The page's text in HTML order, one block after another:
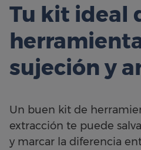
Tu kit ideal
sujeción y
Un buen kit de
extracción te puede
y marcar la diferencia